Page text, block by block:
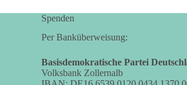
Pflege, Wirtschaft, Infrastruktur und die
Kommunen. Diese Probleme werden nicht
und erst danach auf den Inhalt geschaut wird.
Spenden
Per Banküberweisung:
Basisdemokratische Partei
Volksbank Zollernalb